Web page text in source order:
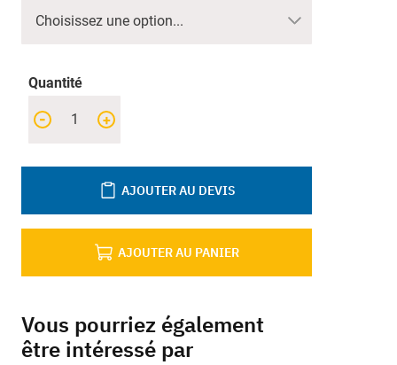
Quantité
+
-
AJOUTER AU PANIER
AJOUTER AU DEVIS
Vous pourriez également
être intéressé par